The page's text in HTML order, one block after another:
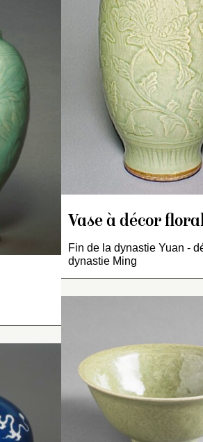
petit
un
de la
sur
Revêtement vert
parcouru de
décor incisé. Sur
panse : fleurs de
à la base :
Sous la base :
meipingà
cintrée, haute
Vase à décor
Fin de la dynastie Yuan -
dynastie Ming